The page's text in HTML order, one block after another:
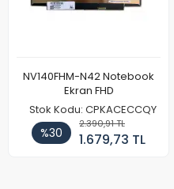
NV140FHM-N42 Notebook
Ekran FHD
Stok Kodu: CPKACECCQY
%30
2.390,91 TL
1.679,73 TL